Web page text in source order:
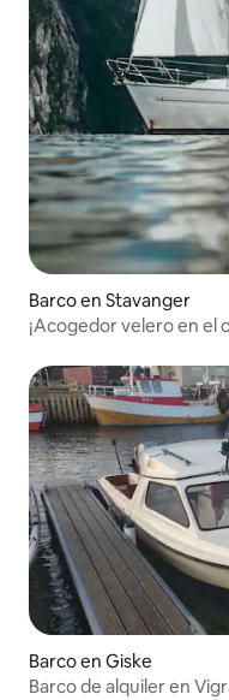
Barco en Stavanger
¡Acogedor velero en el
Barco en Giske
Barco de alquiler en